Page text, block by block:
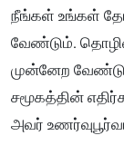
நீங்கள் உங்கள்
வேண்டும்.
முன்னேற
சமூகத்தின்
அவர்